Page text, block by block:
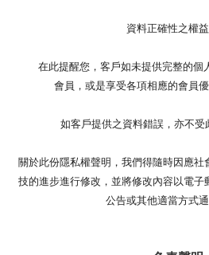
資料正確性之權
在此提醒您，客戶如未提供完整的個
會員，或是享受各項相應的會員
如客戶提供之資料錯誤，亦不
關於此份隱私權聲明，我們得隨時因應
技的進步進行修改，並將修改內容以電
公告或其他適當方式通